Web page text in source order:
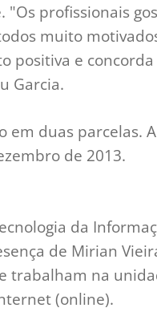
profissionais
muito
positiva e
Garcia.
duas parcelas.
de 2013.
da
de Mirian
na
(online).